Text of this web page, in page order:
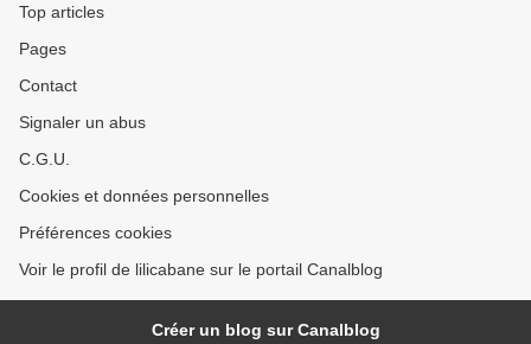
Top articles
Pages
Contact
Signaler un abus
C.G.U.
Cookies et données personnelles
Préférences cookies
Voir le profil de lilicabane sur le portail Canalblog
Créer un blog sur Canalblog